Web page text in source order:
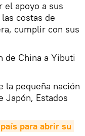
el apoyo a sus
costas de
cumplir con sus
de China a Yibuti
la pequeña nación
Japón, Estados
para abrir su